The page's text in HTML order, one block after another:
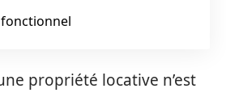
fonctionnel
propriété locative n’est